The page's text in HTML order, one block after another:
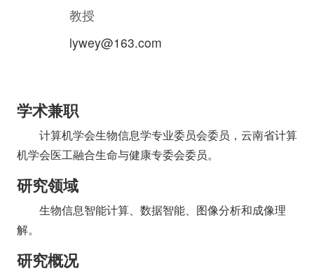
教授
lywey@163.com
学术兼职
计算机学会生物信息学专业委员会委员，云南省计算
机学会医工融合生命与健康专委会委员。
研究领域
生物信息智能计算、数据智能、图像分析和成像理
解。
研究概况